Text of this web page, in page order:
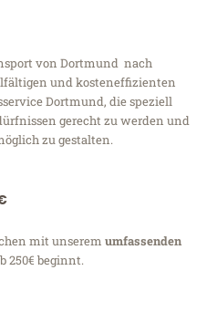
von Dortmund nach
und kosteneffizienten
Dortmund, die speziell
gerecht zu werden und
zu gestalten.
mit unserem umfassenden
250€ beginnt.